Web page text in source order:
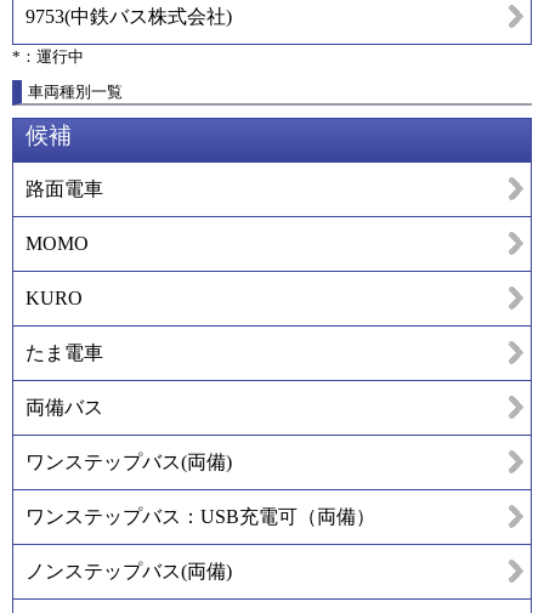
9753(中鉄バス株式会社)
*：運行中
車両種別一覧
候補
路面電車
MOMO
KURO
たま電車
両備バス
ワンステップバス(両備)
ワンステップバス：USB充電可（両備）
ノンステップバス(両備)